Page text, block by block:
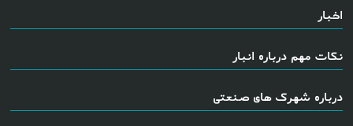
اخبار
نکات مهم درباره انبار
درباره شهرک های صنعتی